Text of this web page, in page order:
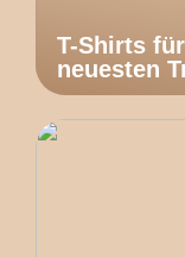
T-Shirts
neuesten